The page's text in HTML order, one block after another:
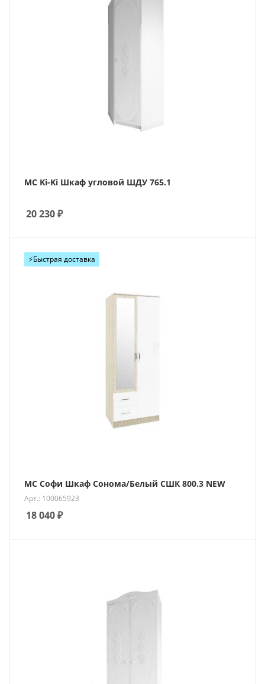
МС Ki-Ki Шкаф угловой ШДУ 765.1
20 230₽
⚡️Быстрая доставка
МС Софи Шкаф Сонома/Белый СШК 800.3 NEW
Арт.: 100065923
18 040₽